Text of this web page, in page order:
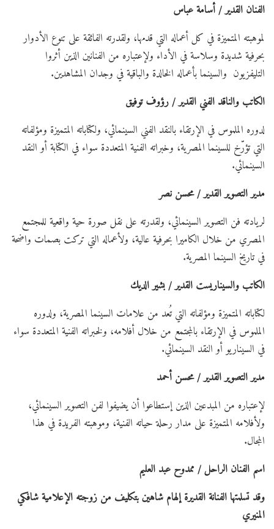
الفنان القدير / أسامة عباس
لموهبته المتميزة في كل أعماله التي قدمها، ولقدرته الفائقة على تنوع الأدوار
بحرفية شديدة وسلاسة في الأداء ولإعتباره من الفنانين الذين أثروا
التليفزيون والسينما بأعماله الخالدة والباقية في وجدان المشاهدين.
الكاتب والناقد الفني القدير / رؤوف توفيق
لدوره الملموس في الإرتقاء بالنقد الفني السينمائي، ولكتاباته المتميزة ومؤلفاته
التي تؤرّخ للسينما المصرية، وخبراته الفنية المتعددة سواء في الكتابة أو النقد
السينمائي.
مدير التصوير القدير / محسن نصر
لريادته فن التصوير السينمائي، ولقدرته على نقل صورة حية واقعية للمجتمع
المصري من خلال الكاميرا بحرفية عالية، ولأعماله التي تركت بصمات واضحة
في تاريخ السينما المصرية.
الكاتب والسيناريست القدير / بشير الديك
لكتاباته المتميزة ومؤلفاته التي تُعد من علامات السينما المصرية، ولدوره
الملموس في الإرتقاء بالمجتمع من خلال أفلامه، ولخبراته الفنية المتعددة سواء
في السيناريو أو النقد السينمائي.
مدير التصوير القدير / محسن أحمد
لإعتباره من المبدعين الذين إستطاعوا أن يضيفوا لفن التصوير السينمائي،
ولأفلامه المتميزة على مدار رحلة حياته الفنية، وموهبته الفريدة في هذا
المجال.
اسم الفنان الراحل / ممدوح عبد العليم
وقد تسلمتها الفنانة القديرة إلهام شاهين بتكليف من زوجته الإعلامية شافكي
المنيري